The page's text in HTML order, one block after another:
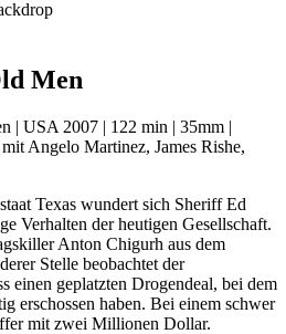
Men
| USA 2007 | 122 min | 35mm |
Angelo Martinez, James Rishe,
Texas wundert sich Sheriff Ed
Verhalten der heutigen Gesellschaft.
Anton Chigurh aus dem
Stelle beobachtet der
einen geplatzten Drogendeal, bei dem
erschossen haben. Bei einem schwer
mit zwei Millionen Dollar.